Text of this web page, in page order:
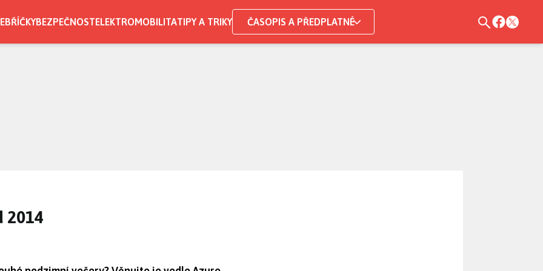
BEZPEČNOSTELEKTROMOBILITATIPY A TRIKY ČASOPIS A PŘEDPLATNÉ
2014